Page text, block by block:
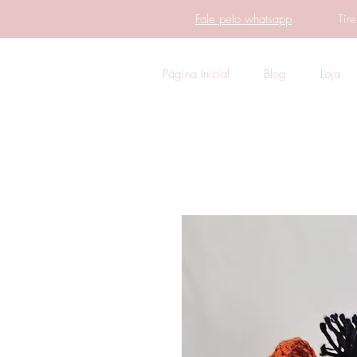
Fale pelo whatsapp
Página Inicial Blog Loja